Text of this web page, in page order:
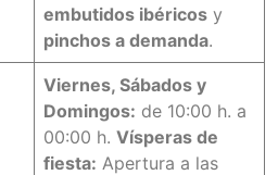
embutidos ibéricos y
pinchos a demanda.
Viernes, Sábados y
Domingos: de 10:00 h. a
00:00 h. Vísperas de
fiesta: Apertura a las